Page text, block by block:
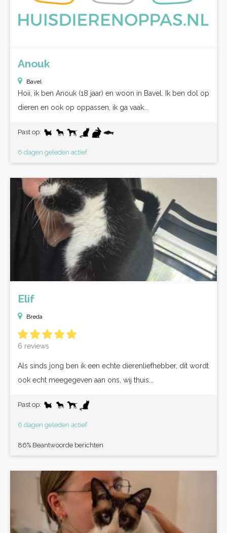
Anouk
Bavel
Hoii, ik ben Anouk (18 jaar) en woon in Bavel. Ik ben dol op
dieren en ook op oppassen, ik ga vaak...
Past op:
6 dagen geleden actief
Elif
Breda
6 reviews
Als sinds jong ben ik een echte dierenliefhebber, dit wordt
ook echt meegegeven aan ons, wij thuis...
Past op:
6 dagen geleden actief
86% Beantwoorde berichten